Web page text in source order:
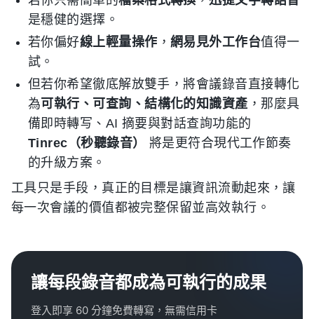
是穩健的選擇。
若你偏好線上輕量操作 ， 網易見外工作台值得一
試。
但若你希望徹底解放雙手，將會議錄音直接轉化
為可執行、可查詢、結構化的知識資產 ，那麼具
備即時轉写、AI 摘要與對話查詢功能的
Tinrec（秒聽錄音）
將是更符合現代工作節奏
的升級方案。
工具只是手段，真正的目標是讓資訊流動起來，讓
每一次會議的價值都被完整保留並高效執行。
讓每段錄音都成為可執行的成果
登入即享 60 分鐘免費轉寫，無需信用卡